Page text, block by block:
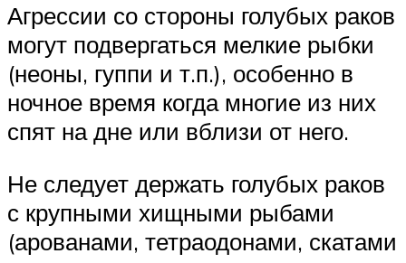
Агрессии со стороны голубых раков
могут подвергаться мелкие рыбки
(неоны, гуппи и т.п.), особенно в
ночное время когда многие из них
спят на дне или вблизи от него.
Не следует держать голубых раков
с крупными хищными рыбами
(арованами, тетраодонами, скатами